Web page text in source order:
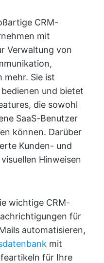
CRM-
mit
Verwaltung von
mehr. Sie ist
und bietet
die sowohl
SaaS-Benutzer
können. Darüber
Kunden- und
Hinweisen
wichtige CRM-
für
automatisieren,
mit
für Ihre